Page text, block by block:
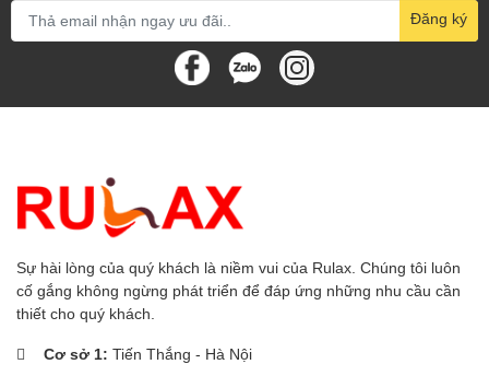
Đăng ký
Sự hài lòng của quý khách là niềm vui của Rulax. Chúng tôi luôn
cố gắng không ngừng phát triển để đáp ứng những nhu cầu cần
thiết cho quý khách.
Cơ sở 1: Tiến Thắng - Hà Nội